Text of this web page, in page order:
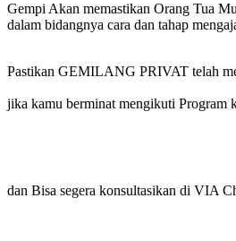
Gempi Akan memastikan Orang Tua
dalam bidangnya cara dan tahap
Pastikan GEMILANG PRIVAT telah
jika kamu berminat mengikuti Program
dan Bisa segera konsultasikan di VIA